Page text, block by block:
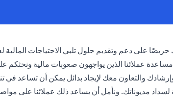
على دعم وتقديم حلول تلبي الاحتياجات المالية
مساعدة عملائنا الذين يواجهون صعوبات مالية
والتعاون معك لإيجاد بدائل يمكن أن تساعد في
لسداد مديوناتك. ونأمل أن يساعد ذلك عملائنا على مواصلة